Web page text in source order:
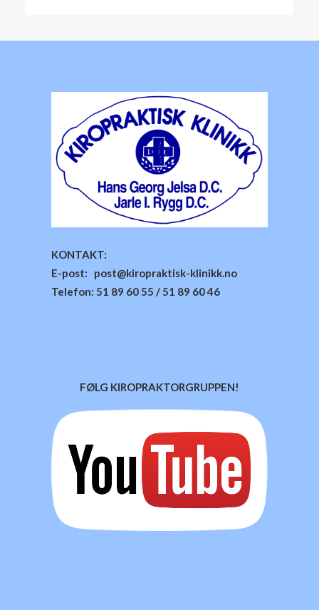
KONTAKT:
E-post: post@kiropraktisk-klinikk.no
Telefon: 51 89 60 55 / 51 89 60 46
FØLG KIROPRAKTORGRUPPEN!